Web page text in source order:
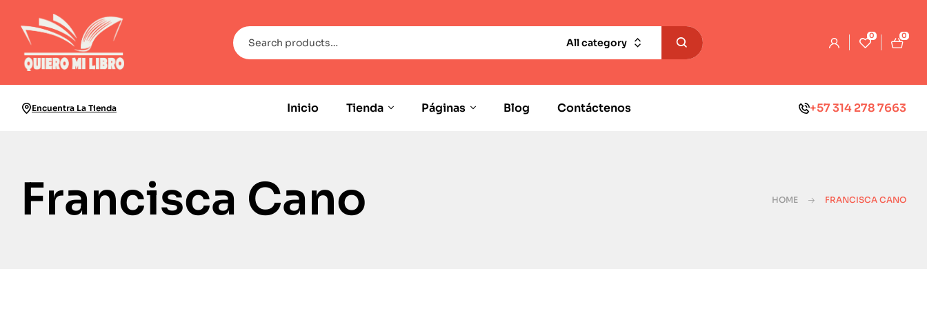
All category
0 0
Encuentra La Tienda Inicio Tienda Páginas Blog Contáctenos +57 314 278 7663
Francisca Cano HOME FRANCISCA CANO